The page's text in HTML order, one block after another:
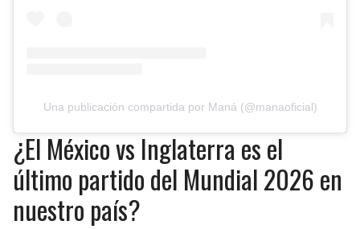
Una publicación compartida por Maná (@manaoficial)
¿El México vs Inglaterra es el
último partido del Mundial 2026 en
nuestro país?